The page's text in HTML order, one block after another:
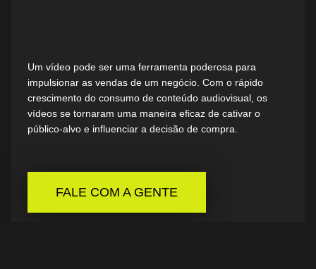
Um vídeo pode ser uma ferramenta poderosa para
impulsionar as vendas de um negócio. Com o rápido
crescimento do consumo de conteúdo audiovisual, os
vídeos se tornaram uma maneira eficaz de cativar o
público-alvo e influenciar a decisão de compra.
FALE COM A GENTE